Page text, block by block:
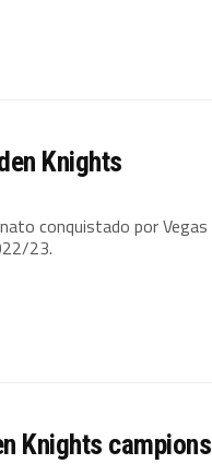
Knights
conquistado por Vegas
23.
Knights campions